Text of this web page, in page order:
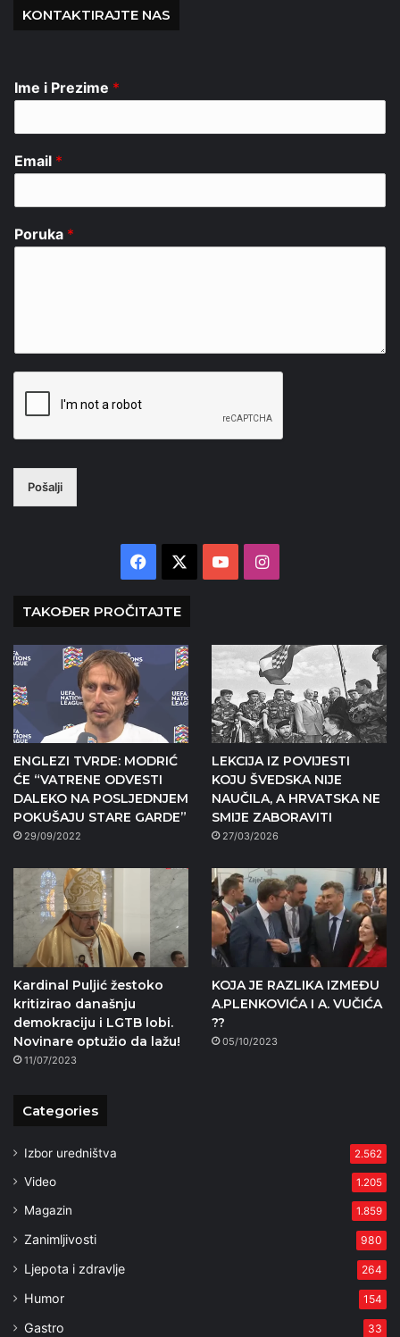
KONTAKTIRAJTE NAS
Ime i Prezime *
Email *
Poruka *
Pošalji
Facebook YouTubeInstagram
TAKOĐER PROČITAJTE
ENGLEZI TVRDE: MODRIĆ
ĆE “VATRENE ODVESTI
DALEKO NA POSLJEDNJEM
POKUŠAJU STARE GARDE”
29/09/2022
LEKCIJA IZ POVIJESTI
KOJU ŠVEDSKA NIJE
NAUČILA, A HRVATSKA NE
SMIJE ZABORAVITI
27/03/2026
Kardinal Puljić žestoko
kritizirao današnju
demokraciju i LGTB lobi.
Novinare optužio da lažu!
11/07/2023
KOJA JE RAZLIKA IZMEĐU
A.PLENKOVIĆA I A. VUČIĆA
??
05/10/2023
Categories
Izbor uredništva 2.562
Video 1.205
Magazin 1.859
Zanimljivosti 980
Ljepota i zdravlje 264
Humor 154
Gastro 33